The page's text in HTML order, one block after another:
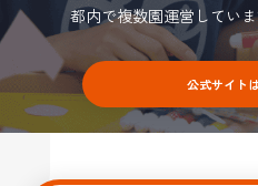
都内で複数園運営してい
公式サイト